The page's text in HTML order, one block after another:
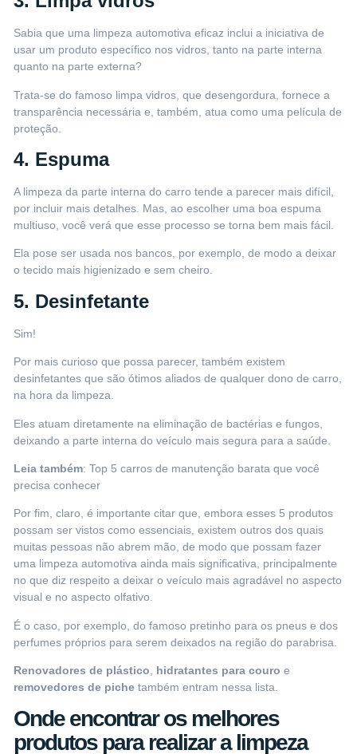
Sabia que uma limpeza automotiva eficaz inclui a iniciativa de
usar um produto específico nos vidros, tanto na parte interna
quanto na parte externa?
Trata-se do famoso limpa vidros , que desengordura, fornece a
transparência necessária e, também, atua como uma película de
proteção.
4. Espuma
A limpeza da parte interna do carro tende a parecer mais difícil,
por incluir mais detalhes. Mas, ao escolher uma boa espuma
multiuso , você verá que esse processo se torna bem mais fácil.
Ela pose ser usada nos bancos, por exemplo, de modo a deixar
o tecido mais higienizado e sem cheiro.
5. Desinfetante
Sim!
Por mais curioso que possa parecer, também existem
desinfetantes que são ótimos aliados de qualquer dono de carro,
na hora da limpeza.
Eles atuam diretamente na eliminação de bactérias e fungos,
deixando a parte interna do veículo mais segura para a saúde.
Leia também: Top 5 carros de manutenção barata que você
precisa conhecer
Por fim, claro, é importante citar que, embora esses 5 produtos
possam ser vistos como essenciais, existem outros dos quais
muitas pessoas não abrem mão, de modo que possam fazer
uma limpeza automotiva ainda mais significativa, principalmente
no que diz respeito a deixar o veículo mais agradável no aspecto
visual e no aspecto olfativo.
É o caso, por exemplo, do famoso pretinho para os pneus e dos
perfumes próprios para serem deixados na região do parabrisa.
Renovadores de plástico hidratantes para couro e
removedores de piche também entram nessa lista.
Onde encontrar os melhores
produtos para realizar a limpeza